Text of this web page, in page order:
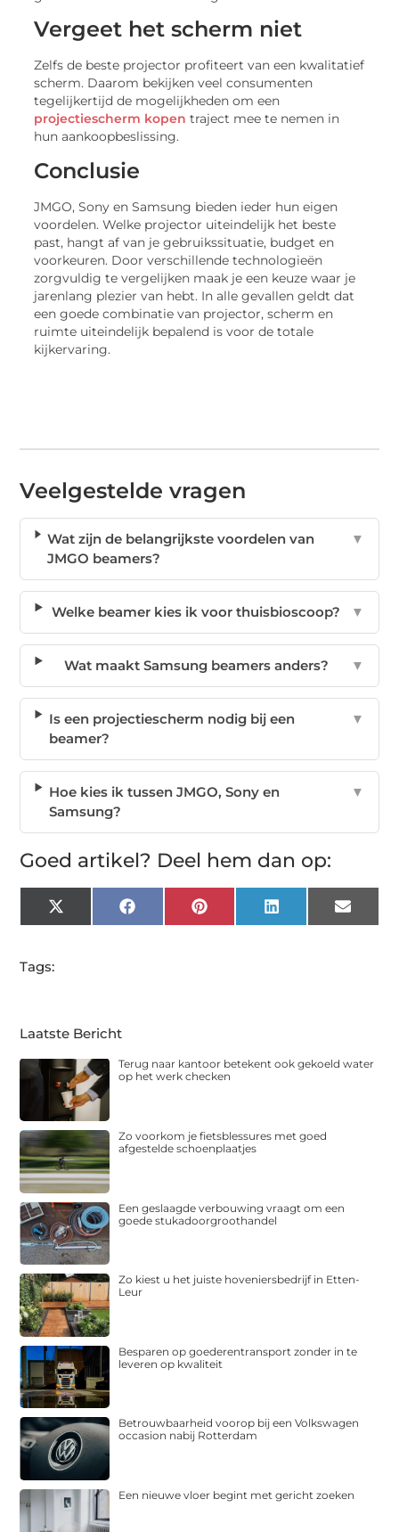
Vergeet het scherm niet
Zelfs de beste projector profiteert van een kwalitatief
scherm. Daarom bekijken veel consumenten
tegelijkertijd de mogelijkheden om een
projectiescherm kopen traject mee te nemen in
hun aankoopbeslissing.
Conclusie
JMGO, Sony en Samsung bieden ieder hun eigen
voordelen. Welke projector uiteindelijk het beste
past, hangt af van je gebruikssituatie, budget en
voorkeuren. Door verschillende technologieën
zorgvuldig te vergelijken maak je een keuze waar je
jarenlang plezier van hebt. In alle gevallen geldt dat
een goede combinatie van projector, scherm en
ruimte uiteindelijk bepalend is voor de totale
kijkervaring.
Veelgestelde vragen
Wat zijn de belangrijkste voordelen van
JMGO beamers?
▼
Welke beamer kies ik voor thuisbioscoop? ▼
Wat maakt Samsung beamers anders? ▼
Is een projectiescherm nodig bij een
beamer?
▼
Hoe kies ik tussen JMGO, Sony en
Samsung?
▼
Goed artikel? Deel hem dan op:
X
(Twitter)
FacebookPinterest LinkedIn Email
Tags:
Laatste Bericht
Terug naar kantoor betekent ook gekoeld water
op het werk checken
Zo voorkom je fietsblessures met goed
afgestelde schoenplaatjes
Een geslaagde verbouwing vraagt om een
goede stukadoorgroothandel
Zo kiest u het juiste hoveniersbedrijf in Etten-
Leur
Besparen op goederentransport zonder in te
leveren op kwaliteit
Betrouwbaarheid voorop bij een Volkswagen
occasion nabij Rotterdam
Een nieuwe vloer begint met gericht zoeken